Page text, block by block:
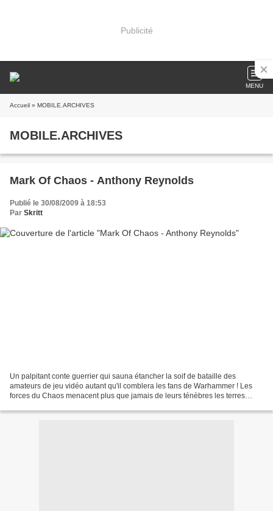
Publicité
MENU
Accueil » MOBILE.ARCHIVES
MOBILE.ARCHIVES
Mark Of Chaos - Anthony Reynolds
Publié le 30/08/2009 à 18:53
Par Skritt
Un palpitant conte guerrier qui sauna étancher la soif de bataille des
amateurs de jeu vidéo autant qu'il comblera les fans de Warhammer ! Les
forces du Chaos menacent plus que jamais de leurs ténèbres les terres